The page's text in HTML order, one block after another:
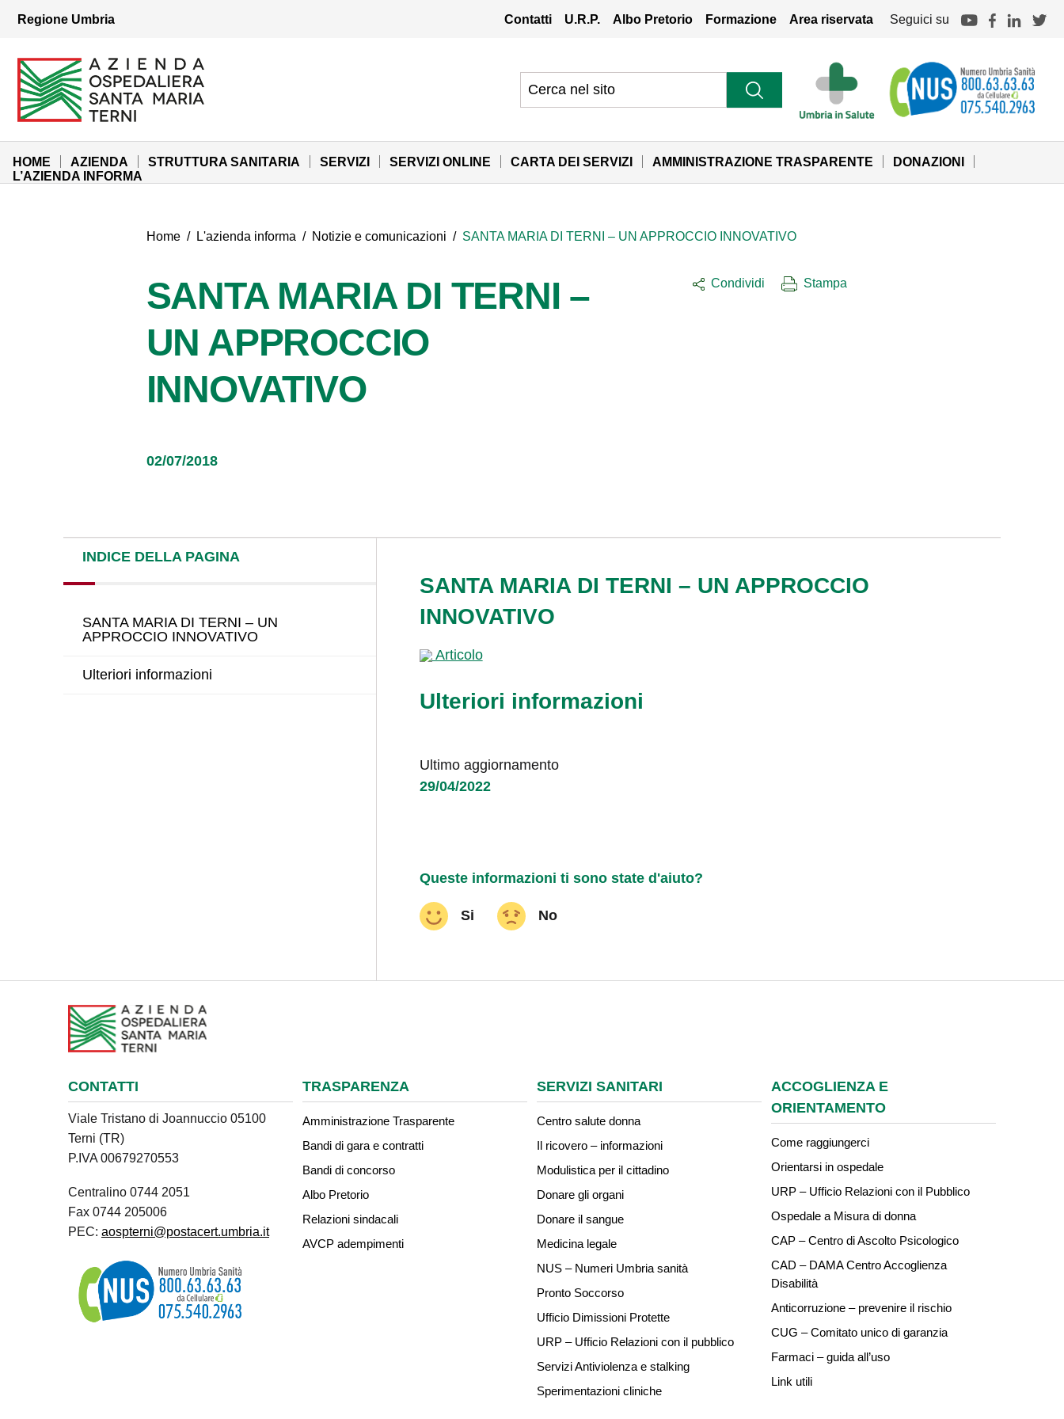
Vai al menu di navigazione
Regione Umbria Contatti U.R.P. Albo Pretorio Formazione Area riservata Seguici su
Azienda Ospedaliera Santa Maria di Terni
Sito Istituzionale
HOME AZIENDA STRUTTURA SANITARIA SERVIZI SERVIZI ONLINE CARTA DEI SERVIZI AMMINISTRAZIONE TRASPARENTE
DONAZIONI
L’AZIENDA INFORMA
Home / L'azienda informa / Notizie e comunicazioni / SANTA MARIA DI TERNI – UN APPROCCIO INNOVATIVO
SANTA MARIA DI TERNI –
UN APPROCCIO
INNOVATIVO
02/07/2018
Condividi Stampa
INDICE DELLA PAGINA
SANTA MARIA DI TERNI – UN
APPROCCIO INNOVATIVO
Ulteriori informazioni
SANTA MARIA DI TERNI – UN APPROCCIO
INNOVATIVO
Articolo
Ulteriori informazioni
Ultimo aggiornamento
29/04/2022
Queste informazioni ti sono state d'aiuto?
Si No
CONTATTI
Viale Tristano di Joannuccio 05100
Terni (TR)
P.IVA 00679270553
Centralino 0744 2051
Fax 0744 205006
PEC: aospterni@postacert.umbria.it
TRASPARENZA
Amministrazione Trasparente
Bandi di gara e contratti
Bandi di concorso
Albo Pretorio
Relazioni sindacali
AVCP adempimenti
SERVIZI SANITARI
Centro salute donna
Il ricovero – informazioni
Modulistica per il cittadino
Donare gli organi
Donare il sangue
Medicina legale
NUS – Numeri Umbria sanità
Pronto Soccorso
Ufficio Dimissioni Protette
URP – Ufficio Relazioni con il pubblico
Servizi Antiviolenza e stalking
Sperimentazioni cliniche
ACCOGLIENZA E
ORIENTAMENTO
Come raggiungerci
Orientarsi in ospedale
URP – Ufficio Relazioni con il Pubblico
Ospedale a Misura di donna
CAP – Centro di Ascolto Psicologico
CAD – DAMA Centro Accoglienza
Disabilità
Anticorruzione – prevenire il rischio
CUG – Comitato unico di garanzia
Farmaci – guida all’uso
Link utili